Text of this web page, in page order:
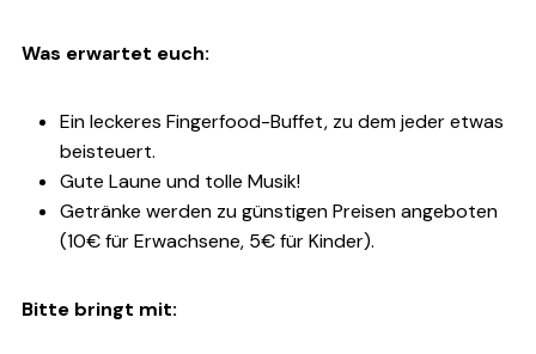
Was erwartet euch:
Ein leckeres Fingerfood-Buffet, zu dem jeder etwas
beisteuert.
Gute Laune und tolle Musik!
Getränke werden zu günstigen Preisen angeboten
(10€ für Erwachsene, 5€ für Kinder).
Bitte bringt mit: